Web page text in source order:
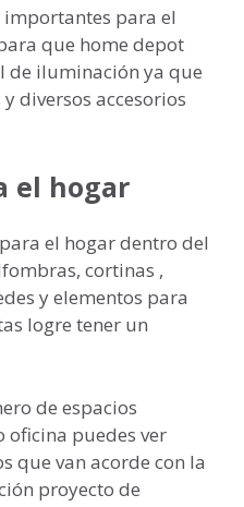
importantes para el
que home depot
de iluminación ya que
diversos accesorios
el hogar
el hogar dentro del
cortinas ,
y elementos para
logre tener un
de espacios
oficina puedes ver
que van acorde con la
proyecto de